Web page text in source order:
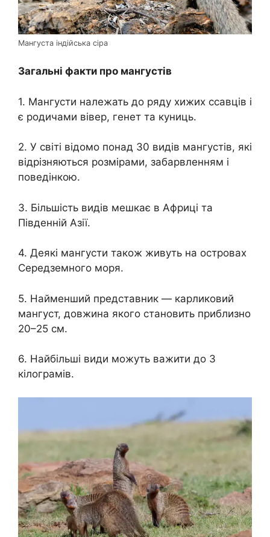
Мангуста індійська сіра
Загальні факти про мангустів
1. Мангусти належать до ряду хижих ссавців і
є родичами вівер, генет та куниць.
2. У світі відомо понад 30 видів мангустів, які
відрізняються розмірами, забарвленням і
поведінкою.
3. Більшість видів мешкає в Африці та
Південній Азії.
4. Деякі мангусти також живуть на островах
Середземного моря.
5. Найменший представник — карликовий
мангуст, довжина якого становить приблизно
20–25 см.
6. Найбільші види можуть важити до 3
кілограмів.